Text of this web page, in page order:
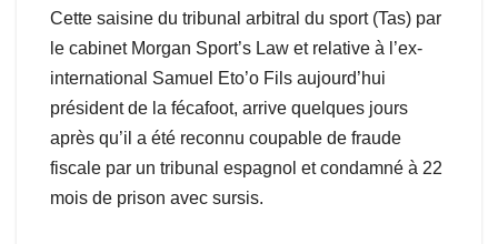
Cette saisine du tribunal arbitral du sport (Tas) par
le cabinet Morgan Sport’s Law et relative à l’ex-
international Samuel Eto’o Fils aujourd’hui
président de la fécafoot, arrive quelques jours
après qu’il a été reconnu coupable de fraude
fiscale par un tribunal espagnol et condamné à 22
mois de prison avec sursis.